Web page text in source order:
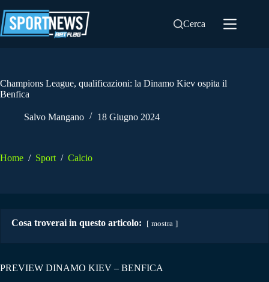
al
contenuto
Cerca
Champions League, qualificazioni: la Dinamo Kiev ospita il
Benfica
Salvo Mangano 18 Giugno 2024
Home / Sport / Calcio
Cosa troverai in questo articolo: mostra
PREVIEW DINAMO KIEV – BENFICA